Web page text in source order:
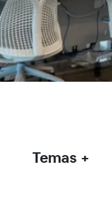
Temas